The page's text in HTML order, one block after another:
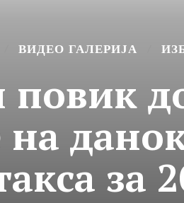
ВИДЕО ГАЛЕРИЈА
за